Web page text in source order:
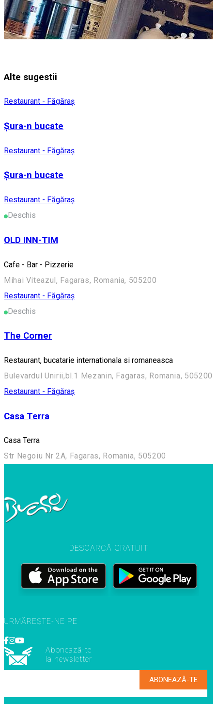
Alte sugestii
Restaurant - Făgăraș
Șura-n bucate
Restaurant - Făgăraș
Șura-n bucate
Restaurant - Făgăraș
Deschis
OLD INN-TIM
Cafe - Bar - Pizzerie
Mihai Viteazul, Fagaras, Romania, 505200
Restaurant - Făgăraș
Deschis
The Corner
Restaurant, bucatarie internationala si romaneasca
Bulevardul Unirii,bl.1 Mezanin, Fagaras, Romania, 505200
Restaurant - Făgăraș
Casa Terra
Casa Terra
Str Negoiu Nr 2A, Fagaras, Romania, 505200
DESCARCĂ GRATUIT
URMĂREȘTE-NE PE
Abonează-te
la newsletter